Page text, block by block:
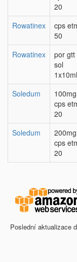
20
Rowatinex
cps
50
Rowatinex
por gtt
sol
1x10ml
Soledum
100mg
cps
20
Soledum
200mg
cps
20
Poslední aktualizace